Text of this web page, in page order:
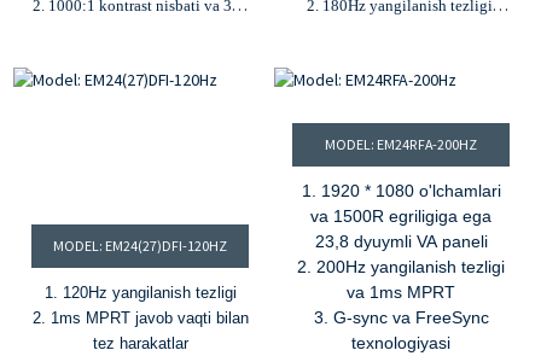
2. 1000:1 kontrast nisbati va 300
1ms MPRT
2. 180Hz yangilanish tezligi,
300cd/m² yorqinlik
MODEL: EM24(27)DFI-120HZ
1. 120Hz yangilanish tezligi
2. 1ms MPRT javob vaqti bilan
tez harakatlar
MODEL: EM24RFA-200HZ
1. 1920 * 1080 o'lchamlari
va 1500R egriligiga ega
23,8 dyuymli VA paneli
2. 200Hz yangilanish tezligi
va 1ms MPRT
3. G-sync va FreeSync
texnologiyasi